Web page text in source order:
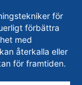
för
förbättra
med
återkalla eller
för framtiden.